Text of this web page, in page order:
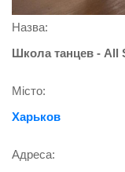
Назва:
Школа танцев - All
Місто:
Харьков
Адреса: